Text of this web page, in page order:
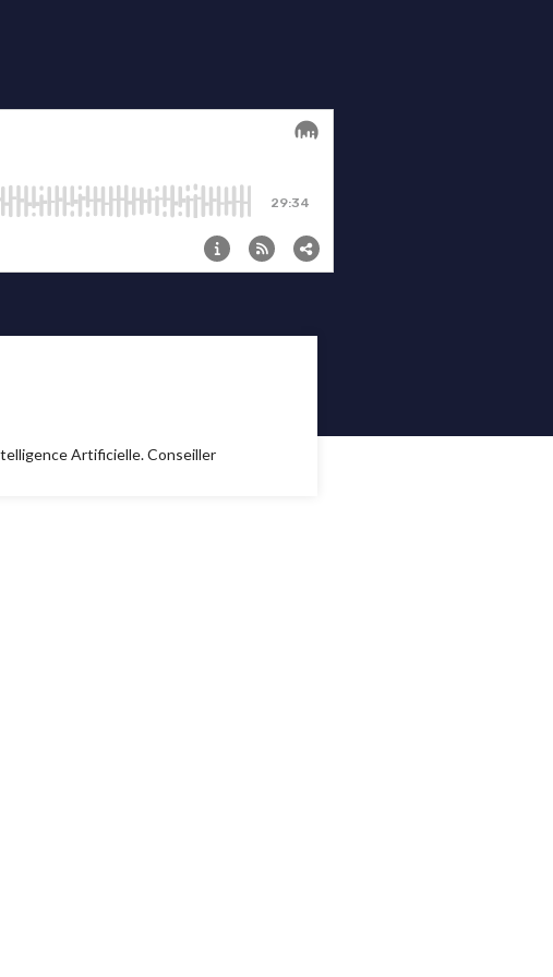
Artificielle. Conseiller